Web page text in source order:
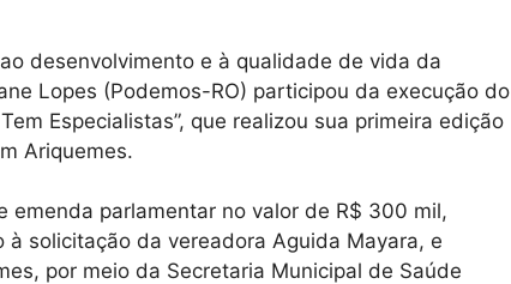
desenvolvimento e à qualidade de vida da
Lopes (Podemos-RO) participou da execução do
Especialistas”, que realizou sua primeira edição
Ariquemes.
emenda parlamentar no valor de R$ 300 mil,
solicitação da vereadora Aguida Mayara, e
por meio da Secretaria Municipal de Saúde